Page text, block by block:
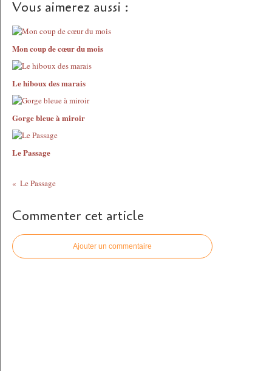
Vous aimerez aussi :
Mon coup de cœur du mois
Le hiboux des marais
Gorge bleue à miroir
Le Passage
Le Passage
Commenter cet article
Ajouter un commentaire